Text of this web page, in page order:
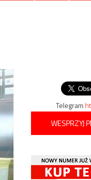
Telegram
WESPRZYJ